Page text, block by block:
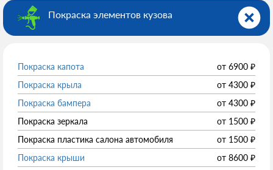
Покраска элементов кузова
Покраска капота от 6900 ₽
Покраска крыла
от 4300 ₽
Покраска бампера
от 4300 ₽
Покраска зеркала
от 1500 ₽
Покраска пластика салона автомобиля
от 1500 ₽
Покраска крыши
от 8600 ₽